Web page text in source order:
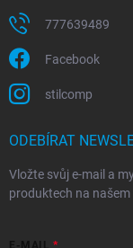
777639489
Facebook
stilcomp
ODEBÍRAT
Vložte svůj e-mail a
produktech na našem
E-MAIL